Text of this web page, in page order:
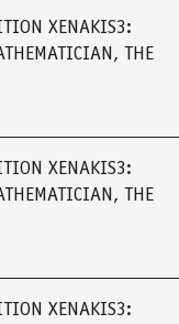
XENAKIS3:
THE
XENAKIS3:
THE
XENAKIS3: